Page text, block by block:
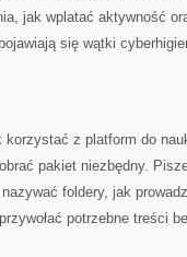
jak wplatać aktywność
się wątki
korzystać z platform do
pakiet niezbędny.
foldery, jak
potrzebne treści